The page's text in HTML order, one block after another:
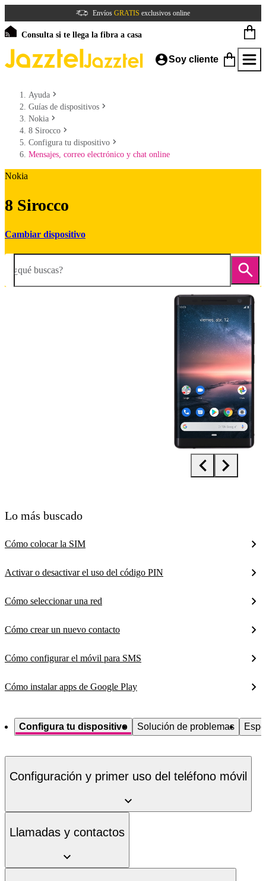
Envíos GRATIS exclusivos online
Consulta si te llega la fibra a casa
Soy cliente
Ayuda
Guías de dispositivos
Nokia
8 Sirocco
Configura tu dispositivo
Mensajes, correo electrónico y chat online
Nokia
8 Sirocco
Cambiar dispositivo
¿qué buscas?
Lo más buscado
Cómo colocar la SIM
Activar o desactivar el uso del código PIN
Cómo seleccionar una red
Cómo crear un nuevo contacto
Cómo configurar el móvil para SMS
Cómo instalar apps de Google Play
Configura tu dispositivo Solución de problemas
Configuración y primer uso del teléfono móvil
Llamadas y contactos